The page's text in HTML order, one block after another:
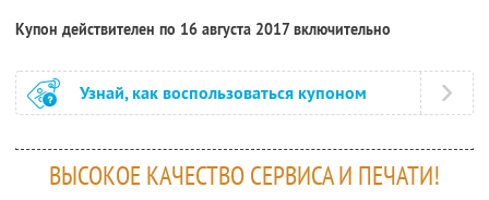
Купон действителен по 16 августа 2017 включительно
Узнай, как воспользоваться купоном
ВЫСОКОЕ КАЧЕСТВО СЕРВИСА И ПЕЧАТИ!